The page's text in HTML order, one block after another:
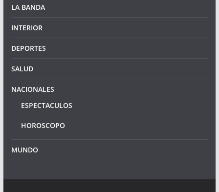
LA BANDA
INTERIOR
DEPORTES
SALUD
NACIONALES
ESPECTACULOS
HOROSCOPO
MUNDO